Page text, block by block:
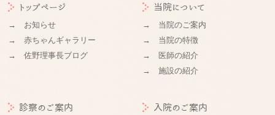
トップページ
→ お知らせ
→ 赤ちゃんギャラリー
→ 佐野理事長ブログ
当院について
→ 当院のご案内
→ 当院の特徴
→ 医師の紹介
→ 施設の紹介
診察のご案内
入院のご案内